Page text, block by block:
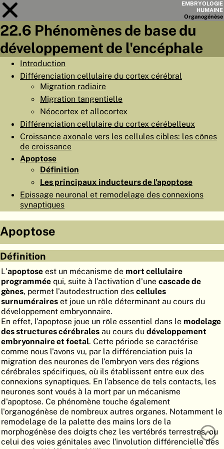
EMBRYOLOGIE
HUMAINE
Organogénèse
Module22
LISTE DES CHAPITRES
OBJECTIFS
PAGES
ACCUEIL
EMBRYOGÉNÈSE
ORGANOGÉNÈSE
AIDE
EN
22.6 Phénomènes de base du
développement de l'encéphale
Introduction
Différenciation cellulaire du cortex cérébral
Migration radiaire
Migration tangentielle
Néocortex et allocortex
Différenciation cellulaire du cortex cérébelleux
Croissance axonale vers les cellules cibles: les cônes
de croissance
Apoptose
Définition
Les principaux inducteurs de l'apoptose
Epissage neuronal et remodelage des connexions
synaptiques
Apoptose
Définition
L'apoptose est un mécanisme de mort cellulaire
programmée qui, suite à l'activation d'une cascade de
gènes, permet l'autodestruction des cellules
surnuméraires et joue un rôle déterminant au cours du
développement embryonnaire.
En effet, l'apoptose joue un rôle essentiel dans le modelage
des structures cérébrales au cours du développement
embryonnaire et foetal. Cette période se caractérise
comme nous l'avons vu, par la différenciation puis la
migration des neurones de l'embryon vers des régions
cérébrales spécifiques, où ils établissent entre eux des
connexions synaptiques. En l'absence de tels contacts, les
neurones sont voués à la mort par un mécanisme
d'apoptose. Ce phénomène touche également
l'organogénèse de nombreux autres organes. Notamment le
remodelage de la palette des mains lors de la
morphogénèse des doigts chez les vertébrés terrestres, ou
celui des voies génitales avec l'involution différencielle des